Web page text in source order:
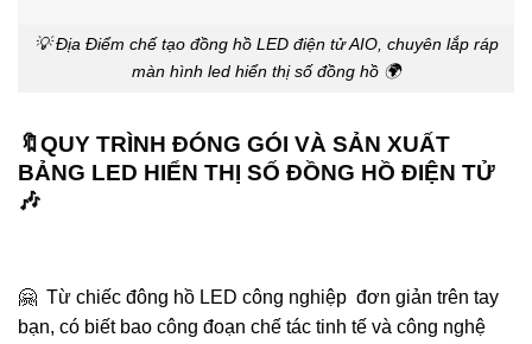
💡 Địa Điểm chế tạo đồng hồ LED điện tử AIO, chuyên lắp ráp
màn hình led hiển thị số đồng hồ 🌍
🔖QUY TRÌNH ĐÓNG GÓI VÀ SẢN XUẤT
BẢNG LED HIỂN THỊ SỐ ĐỒNG HỒ ĐIỆN TỬ
🎶
🤗 Từ chiếc đông hồ LED công nghiệp đơn giản trên tay
bạn, có biết bao công đoạn chế tác tinh tế và công nghệ